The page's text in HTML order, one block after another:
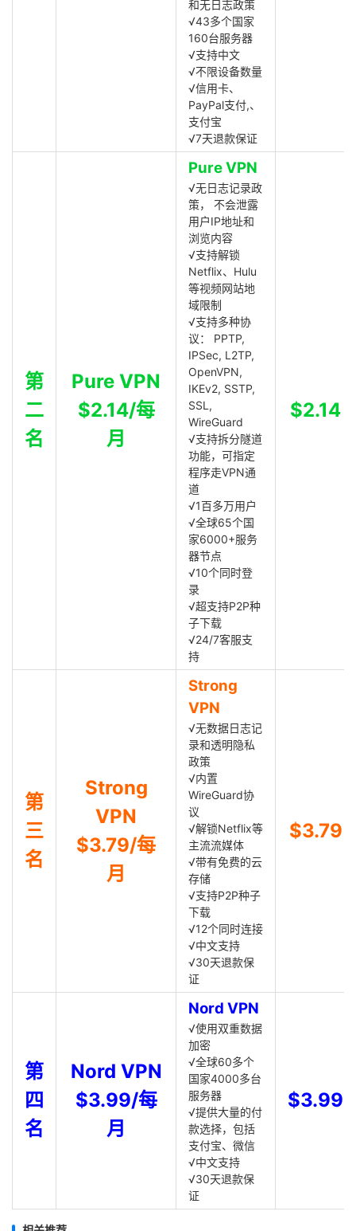
和无日志政策
√43多个国家
160台服务器
√支持中文
√不限设备数量
√信用卡、
PayPal支付,、
支付宝
√7天退款保证
第
二
名
Pure VPN
$2.14/每
月
Pure VPN
√无日志记录政
策， 不会泄露
用户IP地址和
浏览内容
√支持解锁
Netflix、Hulu
等视频网站地
域限制
√支持多种协
议： PPTP,
IPSec, L2TP,
OpenVPN,
IKEv2, SSTP,
SSL,
WireGuard
√支持拆分隧道
功能，可指定
程序走VPN通
道
√1百多万用户
√全球65个国
家6000+服务
器节点
√10个同时登
录
√超支持P2P种
子下载
√24/7客服支
持
$2.14
第
三
名
Strong
VPN
$3.79/每
月
Strong
VPN
√无数据日志记
录和透明隐私
政策
√内置
WireGuard协
议
√解锁Netflix等
主流流媒体
√带有免费的云
存储
√支持P2P种子
下载
√12个同时连接
√中文支持
√30天退款保
证
$3.79
第
四
名
Nord VPN
$3.99/每
月
Nord VPN
√使用双重数据
加密
√全球60多个
国家4000多台
服务器
√提供大量的付
款选择，包括
支付宝、微信
√中文支持
√30天退款保
证
$3.99